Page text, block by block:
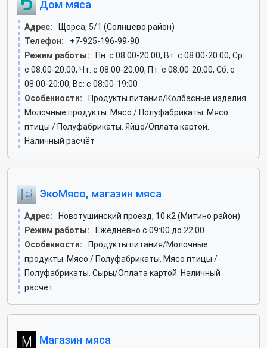
Дом мяса
Адрес:
Щорса, 5/1 (Солнцево район)
Телефон:
+7-925-196-99-90
Режим работы:
Пн: c 08:00-20:00, Вт: c 08:00-20:00, Ср:
c 08:00-20:00, Чт: c 08:00-20:00, Пт: c 08:00-20:00, Сб: c
08:00-20:00, Вс: c 08:00-19:00
Особенности:
Продукты питания/Колбасные изделия.
Молочные продукты. Мясо / Полуфабрикаты. Мясо
птицы / Полуфабрикаты. Яйцо/Оплата картой.
Наличный расчёт
ЭкоМясо, магазин мяса
Адрес:
Новотушинский проезд, 10 к2 (Митино район)
Режим работы:
Ежедневно с 09:00 до 22:00
Особенности:
Продукты питания/Молочные
продукты. Мясо / Полуфабрикаты. Мясо птицы /
Полуфабрикаты. Сыры/Оплата картой. Наличный
расчёт
Магазин мяса